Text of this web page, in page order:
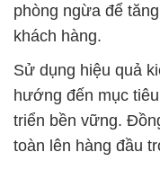
phòng ngừa để
khách hàng.
Sử dụng hiệu quả
hướng đến mục
triển bền vững.
toàn lên hàng đầu